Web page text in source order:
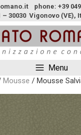
phone: +39
– 30030 Vigonovo (VE),
Menu
Mousse / Mousse